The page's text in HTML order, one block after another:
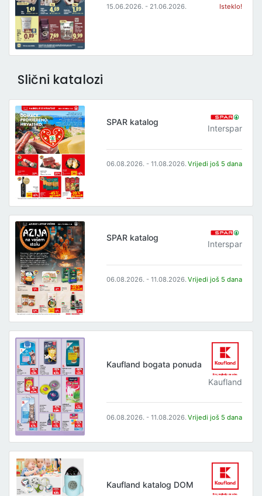
15.06.2026. - 21.06.2026. Isteklo!
Slični katalozi
SPAR katalog
Interspar
06.08.2026. - 11.08.2026. Vrijedi još 5 dana
SPAR katalog
Interspar
06.08.2026. - 11.08.2026. Vrijedi još 5 dana
Kaufland bogata ponuda
Kaufland
06.08.2026. - 11.08.2026. Vrijedi još 5 dana
Kaufland katalog DOM